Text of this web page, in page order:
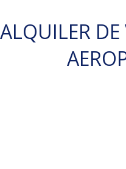
ALQUILER